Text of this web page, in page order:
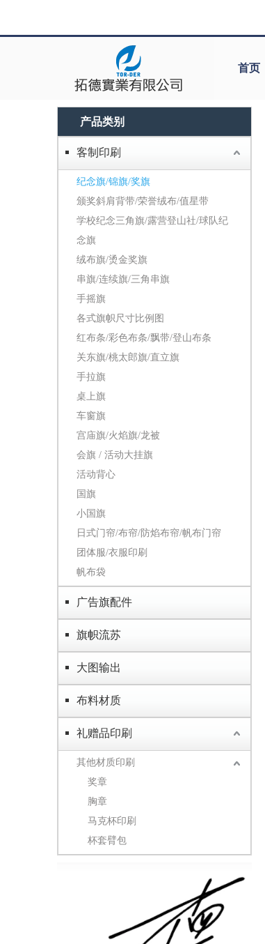
首页
产品类别
客制印刷
纪念旗/锦旗/奖旗
颁奖斜肩背带/荣誉绒布/值星带
学校纪念三角旗/露营登山社/球队纪
念旗
绒布旗/烫金奖旗
串旗/连续旗/三角串旗
手摇旗
各式旗帜尺寸比例图
红布条/彩色布条/飘带/登山布条
关东旗/桃太郎旗/直立旗
手拉旗
桌上旗
车窗旗
宫庙旗/火焰旗/龙被
会旗 / 活动大挂旗
活动背心
国旗
小国旗
日式门帘/布帘/防焰布帘/帆布门帘
团体服/衣服印刷
帆布袋
广告旗配件
旗帜流苏
大图输出
布料材质
礼赠品印刷
其他材质印刷
奖章
胸章
马克杯印刷
杯套臂包